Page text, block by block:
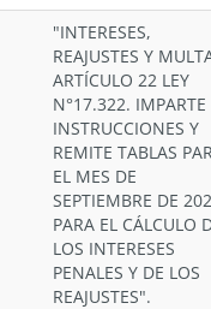
"INTERESES,
REAJUSTES Y
ARTÍCULO 22 LEY
N°17.322. IMPARTE
INSTRUCCIONES Y
REMITE TABLAS
EL MES DE
SEPTIEMBRE DE
PARA EL CÁLCULO
LOS INTERESES
PENALES Y DE LOS
REAJUSTES".